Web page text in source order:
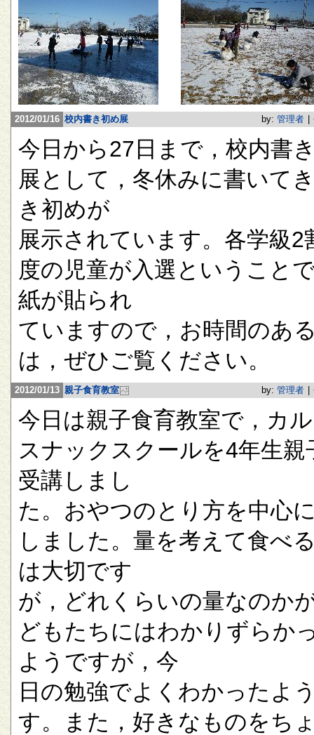
2012/01/16 校内書き初め展 by: 管理者
今日から27日まで，校内書
展として，冬休みに書いて
き初めが
展示されています。各学級2
度の児童が入選ということ
紙が貼られ
ていますので，お時間のあ
は，ぜひご覧ください。
2012/01/13 親子食育教室 by: 管理者
今日は親子食育教室で，カ
スナックスクールを4年生親
受講しまし
た。おやつのとり方を中心
しました。量を考えて食べ
は大切です
が，どれくらいの量なのか
どもたちにはわかりずらか
ようですが，今
日の勉強でよくわかったよ
す。また，好きなものをち